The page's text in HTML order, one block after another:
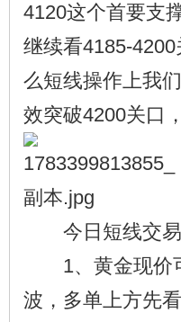
4120这个首要支
继续看4185-
么短线操作上我
效突破4200关口
今日短线交易
1、黄金现价可
波，多单上方先